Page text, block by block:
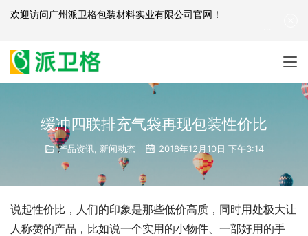
缓冲四联排充气袋再现包装性价比
产品资讯, 新闻动态 2018年12月10日 下午3:14
说起性价比，人们的印象是那些低价高质，同时用处极大让
人称赞的产品，比如说一个实用的小物件、一部好用的手
欢迎访问广州派卫格包装材料实业有限公司官网 ！